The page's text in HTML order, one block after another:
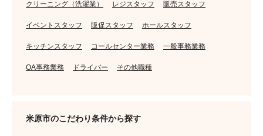
クリーニング（洗濯業） レジスタッフ 販売スタッフ
イベントスタッフ 販促スタッフ ホールスタッフ
キッチンスタッフ コールセンター業務 一般事務業務
OA事務業務 ドライバー その他職種
米原市のこだわり条件から探す